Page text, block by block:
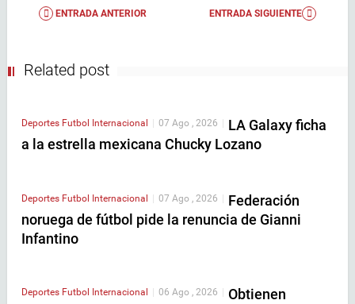
ENTRADA ANTERIOR ENTRADA SIGUIENTE
Related post
Deportes Futbol Internacional 07 Ago , 2026
LA Galaxy ficha
a la estrella mexicana Chucky Lozano
Deportes Futbol Internacional | 07 Ago , 2026 | Federación
noruega de fútbol pide la renuncia de Gianni
Infantino
Deportes Futbol Internacional 06 Ago , 2026
Obtienen